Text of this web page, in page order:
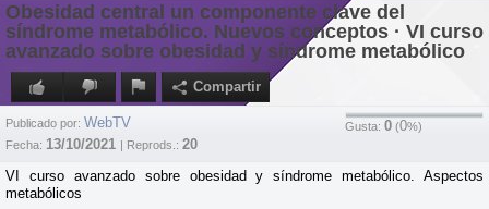
Obesidad central un componente clave del
síndrome metabólico. Nuevos conceptos · VI curso
avanzado sobre obesidad y síndrome metabólico
Compartir
Gusta: 0 (0%)
Publicado por: WebTV
Fecha: 13/10/2021 | Reprods.: 20
VI curso avanzado sobre obesidad y síndrome metabólico. Aspectos
metabólicos